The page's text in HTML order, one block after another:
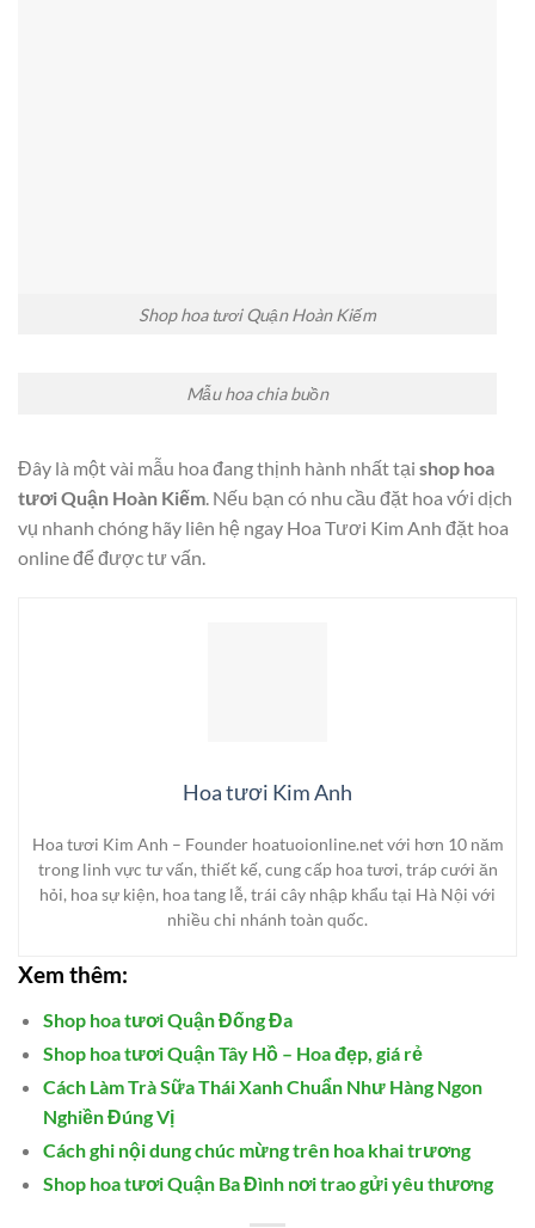
Shop hoa tươi Quận Hoàn Kiếm
Mẫu hoa chia buồn
Đây là một vài mẫu hoa đang thịnh hành nhất tại shop hoa
tươi Quận Hoàn Kiếm. Nếu bạn có nhu cầu đặt hoa với dịch
vụ nhanh chóng hãy liên hệ ngay Hoa Tươi Kim Anh đặt hoa
online để được tư vấn.
Hoa tươi Kim Anh
Hoa tươi Kim Anh – Founder hoatuoionline.net với hơn 10 năm
trong linh vực tư vấn, thiết kế, cung cấp hoa tươi, tráp cưới ăn
hỏi, hoa sự kiện, hoa tang lễ, trái cây nhập khẩu tại Hà Nội với
nhiều chi nhánh toàn quốc.
Xem thêm:
Shop hoa tươi Quận Đống Đa
Shop hoa tươi Quận Tây Hồ – Hoa đẹp, giá rẻ
Cách Làm Trà Sữa Thái Xanh Chuẩn Như Hàng Ngon
Nghiền Đúng Vị
Cách ghi nội dung chúc mừng trên hoa khai trương
Shop hoa tươi Quận Ba Đình nơi trao gửi yêu thương